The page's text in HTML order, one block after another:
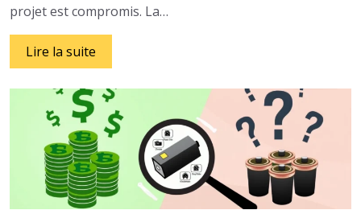
projet est compromis. La…
Lire la suite